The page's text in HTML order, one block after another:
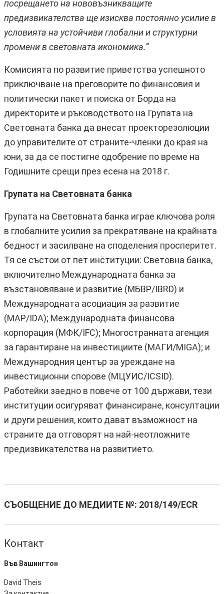
посрещането на нововъзникващите
предизвикателства ще изисква постоянно усилие в
условията на устойчиви глобални и структурни
промени в световната икономика.“
Комисията по развитие приветства успешното
приключване на преговорите по финансовия и
политически пакет и поиска от Борда на
директорите и ръководството на Групата на
Световната банка да внесат проекторезолюции
до управителите от страните-членки до края на
юни, за да се постигне одобрение по време на
Годишните срещи през есена на 2018 г.
Групата на Световната банка
Групата на Световната банка играе ключова роля
в глобалните усилия за прекратяване на крайната
бедност и засилване на споделения просперитет.
Тя се състои от пет институции: Световна банка,
включително Международната банка за
възстановяване и развитие (МБВР/IBRD) и
Международната асоциация за развитие
(МАР/IDA); Международната финансова
корпорация (МФК/IFC); Многостранната агенция
за гарантиране на инвестициите (МАГИ/MIGA); и
Международния център за уреждане на
инвестиционни спорове (МЦУИС/ICSID).
Работейки заедно в повече от 100 държави, тези
институции осигуряват финансиране, консултации
и други решения, които дават възможност на
страните да отговорят на най-неотложните
предизвикателства на развитието.
СЪОБЩЕНИЕ ДО МЕДИИТЕ №: 2018/149/ECR
Контакт
Във Вашингтон
David Theis